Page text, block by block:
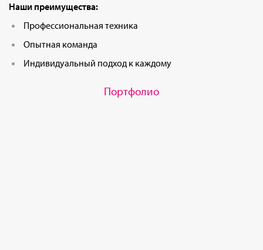
Наши преимущества:
Профессиональная техника
Опытная команда
Индивидуальный подход к каждому
Портфолио